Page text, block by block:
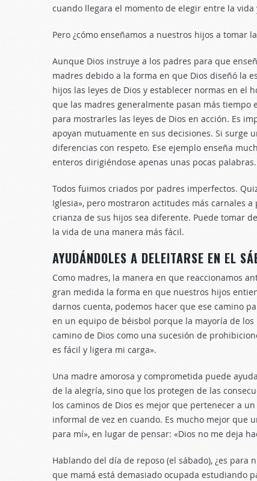
cuando llegara el momento de elegir entre la
Pero ¿cómo enseñamos a nuestros hijos a tomar
Aunque Dios instruye a los padres para que
madres debido a la forma en que Dios diseñó la
hijos las leyes de Dios y establecer normas en el
que las madres generalmente pasan más
para mostrarles las leyes de Dios en acción. Es
apoyan mutuamente en sus decisiones. Si surge
diferencias con respeto. Ese ejemplo enseña
enteros dirigiéndose apenas unas pocas palabras.
Todos fuimos criados por padres imperfectos.
Iglesia», pero mostraron actitudes más carnales
crianza de sus hijos sea diferente. Puede tomar
la vida de una manera más fácil.
AYUDÁNDOLES A DELEITARSE EN EL
Como madres, la manera en que reaccionamos
gran medida la forma en que nuestros hijos
darnos cuenta, podemos hacer que ese camino
en un equipo de béisbol porque la mayoría de
camino de Dios como una sucesión de
es fácil y ligera mi carga».
Una madre amorosa y comprometida puede
de la alegría, sino que los protegen de las
los caminos de Dios es mejor que pertenecer a
informal de vez en cuando. Es mucho mejor que
para mí», en lugar de pensar: «Dios no me deja
Hablando del día de reposo (el sábado), ¿es
que mamá está demasiado ocupada estudiando